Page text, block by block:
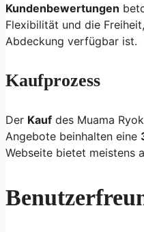
Kundenbewertungen
Flexibilität und die
Abdeckung verfügbar ist.
Kaufprozess
Der Kauf des Muama
Angebote beinhalten eine
Webseite bietet meistens